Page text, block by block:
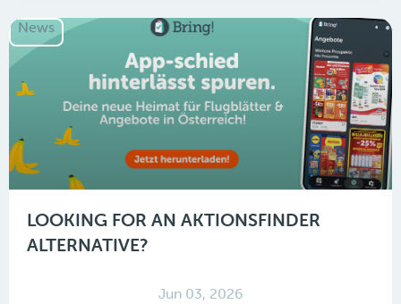
News
LOOKING FOR AN AKTIONSFINDER
ALTERNATIVE?
Jun 03, 2026